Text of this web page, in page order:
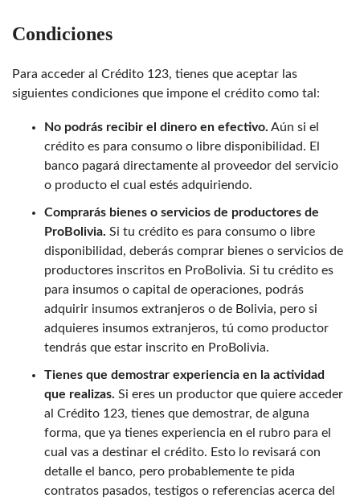
Condiciones
Para acceder al Crédito 123, tienes que aceptar las
siguientes condiciones que impone el crédito como tal:
No podrás recibir el dinero en efectivo. Aún si el
crédito es para consumo o libre disponibilidad. El
banco pagará directamente al proveedor del servicio
o producto el cual estés adquiriendo.
Comprarás bienes o servicios de productores de
ProBolivia. Si tu crédito es para consumo o libre
disponibilidad, deberás comprar bienes o servicios de
productores inscritos en ProBolivia. Si tu crédito es
para insumos o capital de operaciones, podrás
adquirir insumos extranjeros o de Bolivia, pero si
adquieres insumos extranjeros, tú como productor
tendrás que estar inscrito en ProBolivia.
Tienes que demostrar experiencia en la actividad
que realizas. Si eres un productor que quiere acceder
al Crédito 123, tienes que demostrar, de alguna
forma, que ya tienes experiencia en el rubro para el
cual vas a destinar el crédito. Esto lo revisará con
detalle el banco, pero probablemente te pida
contratos pasados, testigos o referencias acerca del